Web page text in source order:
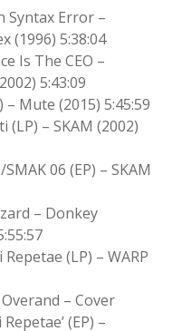
Syntax Error –
(1996) 5:38:04
Is The CEO –
5:43:09
– Mute (2015) 5:45:59
(LP) – SKAM (2002)
06 (EP) – SKAM
– Donkey
(LP) – WARP
– Cover
(EP) –